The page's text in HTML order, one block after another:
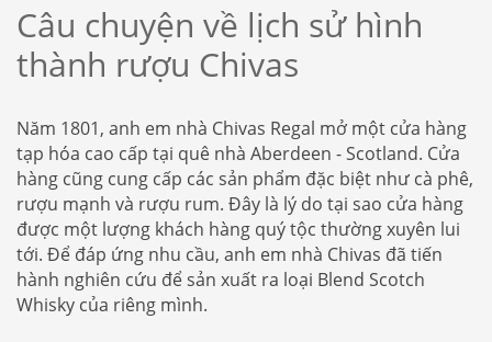
Câu chuyện về lịch sử hình
thành rượu Chivas
Năm 1801, anh em nhà Chivas Regal mở một cửa hàng
tạp hóa cao cấp tại quê nhà Aberdeen - Scotland. Cửa
hàng cũng cung cấp các sản phẩm đặc biệt như cà phê,
rượu mạnh và rượu rum. Đây là lý do tại sao cửa hàng
được một lượng khách hàng quý tộc thường xuyên lui
tới. Để đáp ứng nhu cầu, anh em nhà Chivas đã tiến
hành nghiên cứu để sản xuất ra loại Blend Scotch
Whisky của riêng mình.